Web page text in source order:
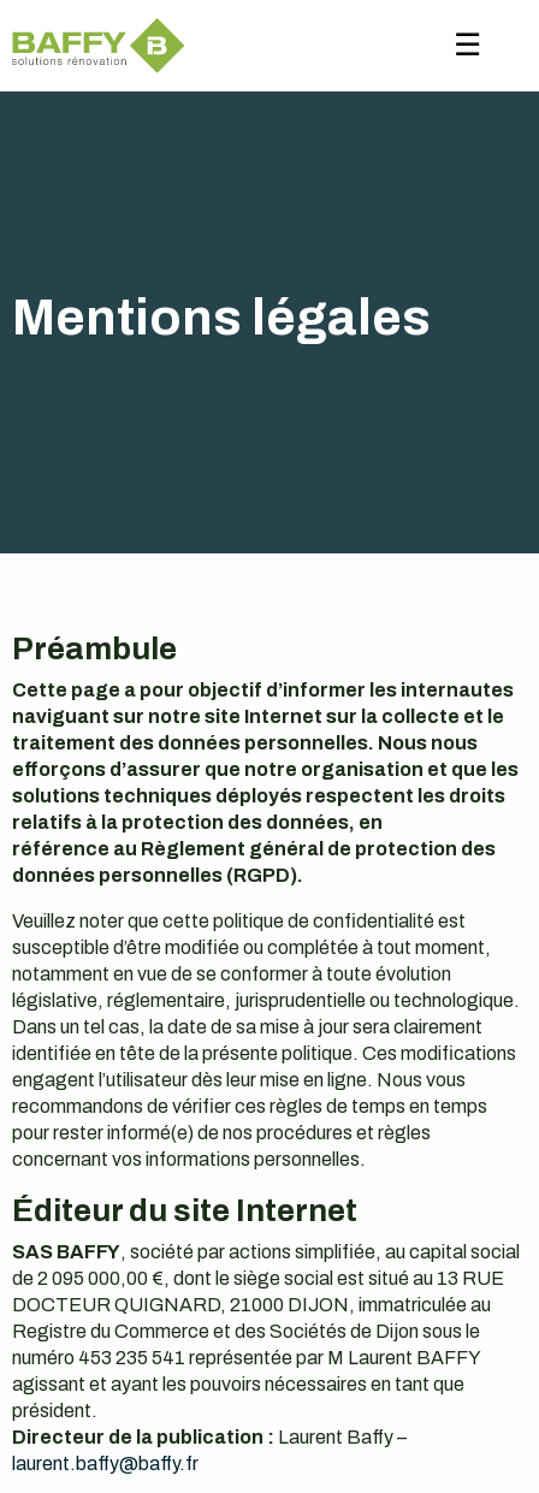
Panneau de gestion des cookies
☰
Mentions légales
Préambule
Cette page a pour objectif d’informer les internautes
naviguant sur notre site Internet sur la collecte et le
traitement des données personnelles. Nous nous
efforçons d’assurer que notre organisation et que les
solutions techniques déployés respectent les droits
relatifs à la protection des données, en
référence au Règlement général de protection des
données personnelles (RGPD).
Veuillez noter que cette politique de confidentialité est
susceptible d’être modifiée ou complétée à tout moment,
notamment en vue de se conformer à toute évolution
législative, réglementaire, jurisprudentielle ou technologique.
Dans un tel cas, la date de sa mise à jour sera clairement
identifiée en tête de la présente politique. Ces modifications
engagent l’utilisateur dès leur mise en ligne. Nous vous
recommandons de vérifier ces règles de temps en temps
pour rester informé(e) de nos procédures et règles
concernant vos informations personnelles.
Éditeur du site Internet
SAS BAFFY, société par actions simplifiée, au capital social
de 2 095 000,00 €, dont le siège social est situé au 13 RUE
DOCTEUR QUIGNARD, 21000 DIJON, immatriculée au
Registre du Commerce et des Sociétés de Dijon sous le
numéro 453 235 541 représentée par M Laurent BAFFY
agissant et ayant les pouvoirs nécessaires en tant que
président.
Directeur de la publication : Laurent Baffy –
laurent.baffy@baffy.fr